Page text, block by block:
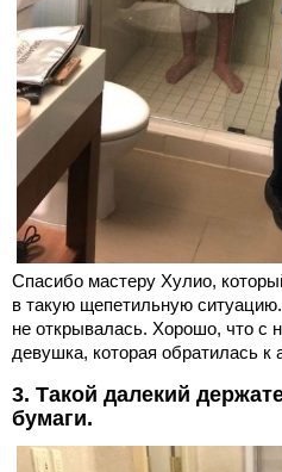
Спасибо мастеру Хулио,
в такую щепетильную
не открывалась. Хорошо, что с
девушка, которая обратилась к
3. Такой далекий
бумаги.